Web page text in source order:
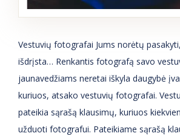
Vestuvių fotografai Jums norėtų
išdrįsta… Renkantis fotografą savo
jaunavedžiams neretai iškyla daugybė
kuriuos, atsako vestuvių fotografai.
pateikia sąrašą klausimų, kuriuos
užduoti fotografui. Pateikiame sąrašą